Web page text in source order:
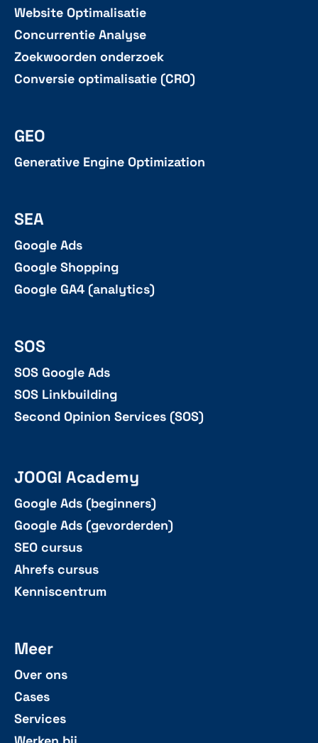
Website Optimalisatie
Concurrentie Analyse
Zoekwoorden onderzoek
Conversie optimalisatie (CRO)
GEO
Generative Engine Optimization
SEA
Google Ads
Google Shopping
Google GA4 (analytics)
SOS
SOS Google Ads
SOS Linkbuilding
Second Opinion Services (SOS)
JOOGI Academy
Google Ads (beginners)
Google Ads (gevorderden)
SEO cursus
Ahrefs cursus
Kenniscentrum
Meer
Over ons
Cases
Services